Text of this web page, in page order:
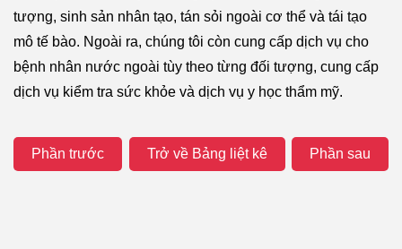
tượng, sinh sản nhân tạo, tán sỏi ngoài cơ thể và tái tạo
mô tế bào. Ngoài ra, chúng tôi còn cung cấp dịch vụ cho
bệnh nhân nước ngoài tùy theo từng đối tượng, cung cấp
dịch vụ kiểm tra sức khỏe và dịch vụ y học thẩm mỹ.
Phần trước Trở về Bảng liệt kê Phần sau